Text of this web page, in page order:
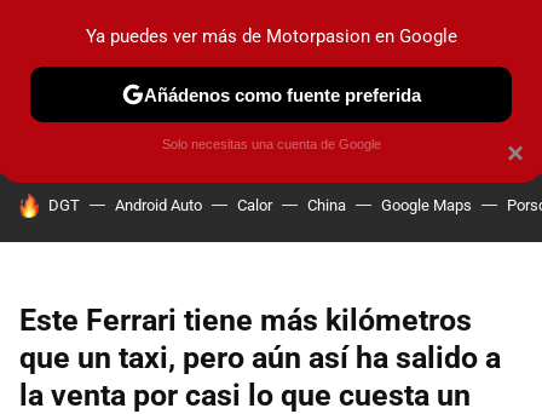
PRUEBAS COCHES ELÉCTRICOS OBSERVATORIO
HOY SE HABLA DE
DGT Android Auto Calor China Google Maps
Este Ferrari tiene más kilómetros
que un taxi, pero aún así ha salido a
la venta por casi lo que cuesta un
×
Ya puedes ver más de Motorpasion en Google
Añádenos como fuente preferida
Solo necesitas una cuenta de Google